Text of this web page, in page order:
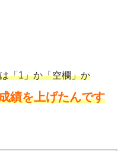
「1」か「空欄」か
績を上げたんです